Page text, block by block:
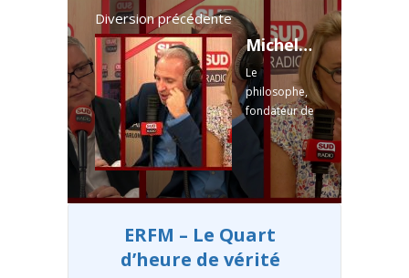
Diversion précédente
Michel Onfray - "Le Pr Raoult a mis un uppercut aux médecins qui s'en mettent plein les poches !"
Le
philosophe,
fondateur de
la revue
"Front
Populaire" et
"La
Vengeance
du pangolin"
aux éditions
ERFM – Le Quart
d’heure de vérité